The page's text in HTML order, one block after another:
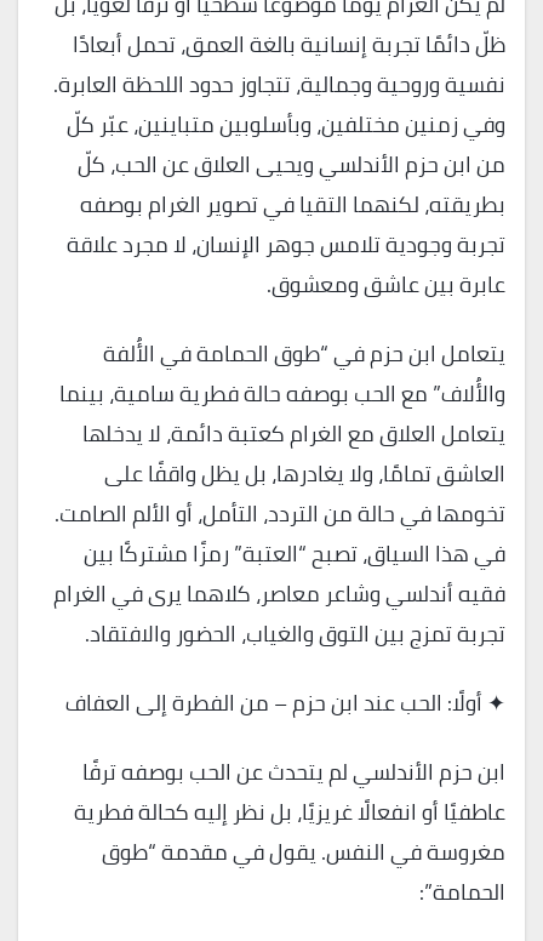
ظلّ دائمًا تجربة إنسانية بالغة العمق، تحمل أبعادًا
نفسية وروحية وجمالية، تتجاوز حدود اللحظة العابرة.
وفي زمنين مختلفين، وبأسلوبين متباينين، عبّر كلّ
من ابن حزم الأندلسي ويحيى العلاق عن الحب، كلّ
بطريقته، لكنهما التقيا في تصوير الغرام بوصفه
تجربة وجودية تلامس جوهر الإنسان، لا مجرد علاقة
عابرة بين عاشق ومعشوق.
يتعامل ابن حزم في “طوق الحمامة في الأُلفة
والأُلاف” مع الحب بوصفه حالة فطرية سامية، بينما
يتعامل العلاق مع الغرام كعتبة دائمة، لا يدخلها
العاشق تمامًا، ولا يغادرها، بل يظل واقفًا على
تخومها في حالة من التردد، التأمل، أو الألم الصامت.
في هذا السياق، تصبح “العتبة” رمزًا مشتركًا بين
فقيه أندلسي وشاعر معاصر، كلاهما يرى في الغرام
تجربة تمزج بين التوق والغياب، الحضور والافتقاد.
✦ أولًا: الحب عند ابن حزم – من الفطرة إلى العفاف
ابن حزم الأندلسي لم يتحدث عن الحب بوصفه ترفًا
عاطفيًا أو انفعالًا غريزيًا، بل نظر إليه كحالة فطرية
مغروسة في النفس. يقول في مقدمة “طوق
الحمامة”: